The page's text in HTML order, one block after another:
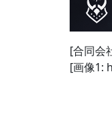
[合同会
[画像1: